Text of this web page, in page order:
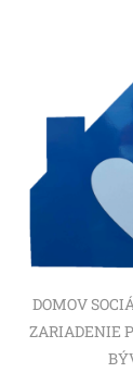
DOMOV
ZARIADENIE